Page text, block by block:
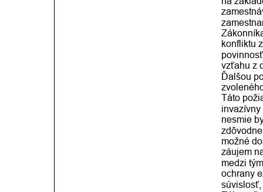
konfliktu
vzťahu z
Ďalšou
Táto
nesmie
možné
záujem
medzi
ochrany
súvislosť,